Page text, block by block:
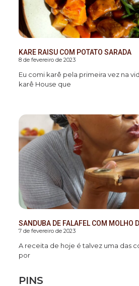
KARE RAISU COM POTATO SARADA
8 de fevereiro de 2023
Eu comi karê pela primeira vez na
karê House que
SANDUBA DE FALAFEL COM MOLHO
7 de fevereiro de 2023
A receita de hoje é talvez uma das
por
PINS